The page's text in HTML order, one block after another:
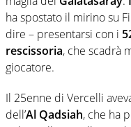
ha spostato il mirino su
dire – presentarsi con i
rescissoria, che scadrà
giocatore.
Il 25enne di Vercelli
dell’Al Qadsiah, che ha